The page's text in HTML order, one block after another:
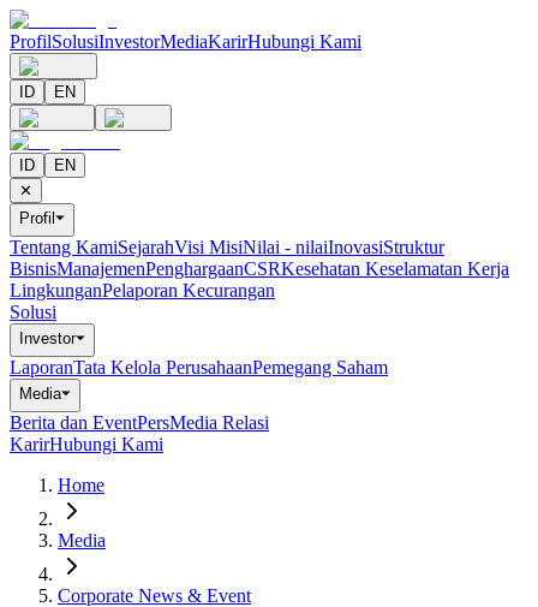
ProfilSolusiInvestorMediaKarirHubungi Kami
ID EN
ID
EN
✕
Profil ⏷
Tentang KamiSejarahVisi MisiNilai - nilaiInovasiStruktur
BisnisManajemenPenghargaanCSRKesehatan Keselamatan Kerja
LingkunganPelaporan Kecurangan
Solusi
Investor⏷
LaporanTata Kelola PerusahaanPemegang Saham
Media⏷
Berita dan EventPersMedia Relasi
KarirHubungi Kami
Home
Media
Corporate News & Event